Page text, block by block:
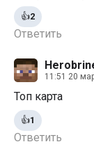
Ответить
👍2
11:51 20
Топ карта
Ответить
👍1